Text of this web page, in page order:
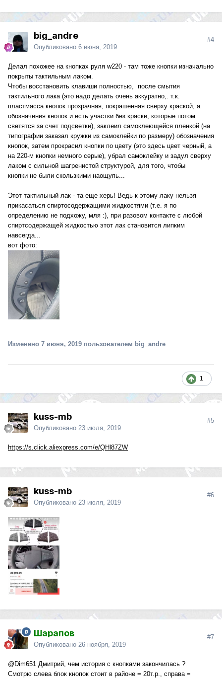
big_andre
Опубликовано 6 июня, 2019
#4
Делал похожее на кнопках руля w220 - там тоже кнопки изначально
покрыты тактильным лаком.
Чтобы восстановить клавиши полностью, после смытия
тактильного лака (это надо делать очень аккуратно,. т.к.
пластмасса кнопок прозрачная, покрашенная сверху краской, а
обозначения кнопок и есть участки без краски, которые потом
светятся за счет подсветки), заклеил самоклеющейся пленкой (на
типографии заказал кружки из самоклейки по размеру) обозначения
кнопок, затем прокрасил кнопки по цвету (это здесь цвет черный, а
на 220-м кнопки немного серые), убрал самоклейку и задул сверху
лаком с сильной шагренистой структурой, для того, чтобы
кнопки не были скользкими наощупь...
Этот тактильный лак - та еще херь! Ведь к этому лаку нельзя
прикасаться спиртосодержащими жидкостями (т.е. я по
определению не подхожу, мля :), при разовом контакте с любой
спиртсодержащей жидкостью этот лак становится липким
навсегда...
вот фото:
Изменено 7 июня, 2019 пользователем big_andre
1
kuss-mb
Опубликовано 23 июля, 2019
#5
https://s.click.aliexpress.com/e/QHl87ZW
kuss-mb
Опубликовано 23 июля, 2019
#6
Шарапов
Опубликовано 26 ноября, 2019
#7
@Dim651 Дмитрий, чем история с кнопками закончилась ?
Смотрю слева блок кнопок стоит в районе = 20т.р., справа =